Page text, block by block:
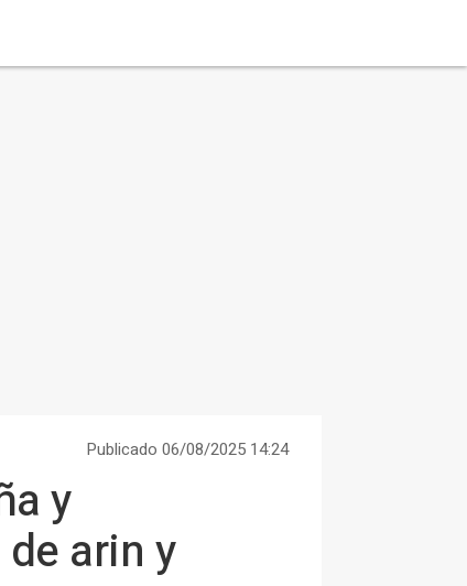
Publicado 06/08/2025 14:24
y
arin y